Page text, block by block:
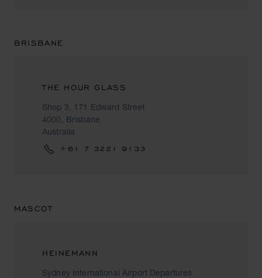
BRISBANE
THE HOUR GLASS
Shop 3, 171 Edward Street
4000, Brisbane
Australia
+61 7 3221 9133
MASCOT
HEINEMANN
Sydney International Airport Departures